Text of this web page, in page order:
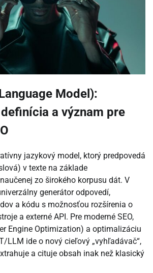
Model):
a význam pre
jazykový model, ktorý predpovedá
v texte na základe
zo širokého korpusu dát. V
generátor odpovedí,
a kódu s možnosťou rozšírenia o
a externé API. Pre moderné SEO,
Engine Optimization) a optimalizáciu
LLM ide o nový cieľový „vyhľadávač“,
a cituje obsah inak než klasický